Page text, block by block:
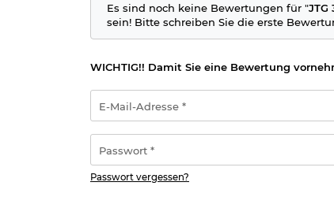
Es sind noch keine Bewertungen für "JTG
sein! Bitte schreiben Sie die erste
WICHTIG!! Damit Sie eine Bewertung
Mail-
Adresse
*
Passwort vergessen?